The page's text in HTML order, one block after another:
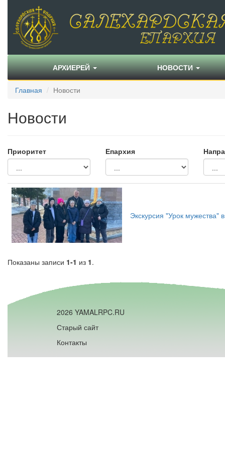
АРХИЕРЕЙ НОВОСТИ
Главная Новости
Новости
Приоритет Епархия
Экскурсия "Урок мужества"
Показаны записи 1-1 из 1.
2026 YAMALRPC.RU
Старый сайт
Контакты